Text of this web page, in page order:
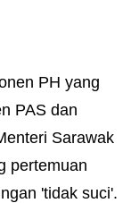
PH yang
PAS dan
Sarawak
pertemuan
'tidak suci'.